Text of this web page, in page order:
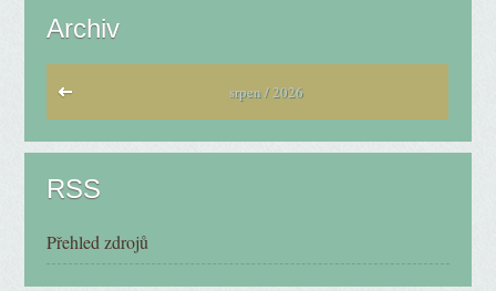
Archiv
srpen / 2026
RSS
Přehled zdrojů